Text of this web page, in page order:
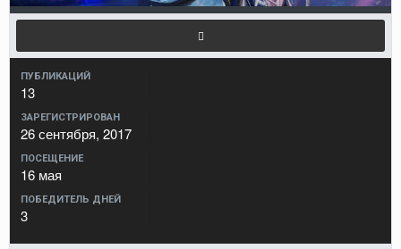
ПУБЛИКАЦИЙ
13
ЗАРЕГИСТРИРОВАН
26 сентября, 2017
ПОСЕЩЕНИЕ
16 мая
ПОБЕДИТЕЛЬ ДНЕЙ
3